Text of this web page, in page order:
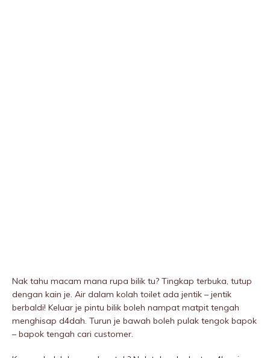
Nak tahu macam mana rupa bilik tu? Tingkap terbuka, tutup
dengan kain je. Air dalam kolah toilet ada jentik – jentik
berbaldi! Keluar je pintu bilik boleh nampat matpit tengah
menghisap d4dah. Turun je bawah boleh pulak tengok bapok
– bapok tengah cari customer.